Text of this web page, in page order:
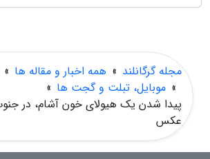
مجله گرگانلند » همه اخبار و مقاله ها »
» موبایل، تبلت و گجت ها »
پیدا شدن یک هیولای خون آشام، در
عکس